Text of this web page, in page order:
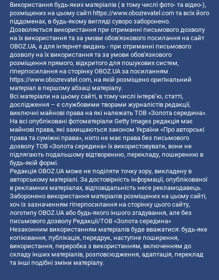
Використання будь-яких матеріалів ( в тому числі фото- та відео-),
розміщених на цьому сайті https://www.obozrevatel.com та всіх його
піддоменах, в будь-якому вигляді суворо заборонено.
Дозволяється використання при отриманні письмового дозволу
на їх використання та за умови обов'язкового посилання на сайт
OBOZ.UA, а для інтернет-видань - при отриманні письмового
дозволу на їх використання та за умови обов'язкового
розміщення прямого, відкритого для пошукових систем,
гіперпосилання на сторінку OBOZ.UA за посиланням
https://www.obozrevatel.com, на якій розміщено оригінальний
матеріал в першому абзаці матеріалу.
Всі матеріали на цьому сайті, в тому числі інтерв’ю, статті,
дослідження – є службовими творами журналістів редакції,
виключні майнові права на які належать ТОВ «Золота середина».
На всі опубліковані фотоматеріали Getty Images редакція має
майнові права, які захищаються законом України «Про авторські
права та суміжні права», ніхто не має права без письмового
дозволу ТОВ «Золота середина» їх використовувати, вони не
підлягають подальшому відтворенню, перекладу, поширенню в
будь-якій формі.
Редакція OBOZ.UA може не поділяти точку зору, викладену в
авторському матеріалі. За достовірність інформації, опублікованої
в рекламних матеріалах, відповідальність несе рекламодавець.
Заборонено використання матеріалів розміщених на цьому сайті,
хоч із зазначенням гіперпосилання на сторінку цього сайту,
логотипу OBOZ.UA або будь-якого іншого згадування, але без
письмового дозволу Редакції/ТОВ «Золота середина»
Незаконним використанням матеріалів буде вважатися: будь-яке
копiювання, публiкацiя, передрук, наступне поширення,
використання, переробка з використанням, включенням до
складу інших матеріалів, розповсюдження, адаптація, переклад
та інші подібні зміни матеріалу.